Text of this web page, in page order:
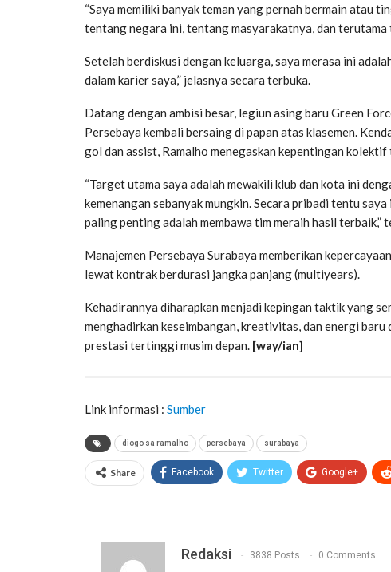
“Saya memiliki banyak teman yang pernah bermain atau
tentang negara ini, tentang masyarakatnya, dan
Setelah berdiskusi dengan keluarga, saya merasa ini
dalam karier saya,” jelasnya secara terbuka.
Datang dengan ambisi besar, legiun asing baru Green
Persebaya kembali bersaing di papan atas klasemen.
gol dan assist, Ramalho menegaskan kepentingan
“Target utama saya adalah mewakili klub dan kota ini
kemenangan sebanyak mungkin. Secara pribadi tentu
paling penting adalah membawa tim meraih hasil
Manajemen Persebaya Surabaya memberikan
lewat kontrak berdurasi jangka panjang (multiyears).
Kehadirannya diharapkan menjadi kepingan taktik yang
menghadirkan keseimbangan, kreativitas, dan energi
prestasi tertinggi musim depan. [way/ian]
Link informasi : Sumber
diogo sa ramalho persebaya surabaya
Share Facebook Twitter Google+
Redaksi 3838 Posts 0 Comments